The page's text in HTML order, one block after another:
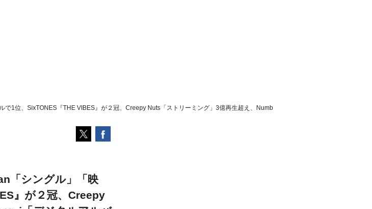
で1位、SixTONES『THE VIBES』が２冠、Creepy Nuts「ストリーミング」3億再生超え、Numb
「シングル」「映
』が２冠、Creepy